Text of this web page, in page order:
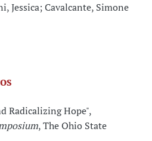
Jessica; Cavalcante, Simone
Radicalizing Hope",
, The Ohio State